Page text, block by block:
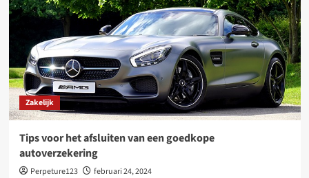
Zakelijk
Tips voor het afsluiten van een goedkope
autoverzekering
Perpeture123
februari 24, 2024